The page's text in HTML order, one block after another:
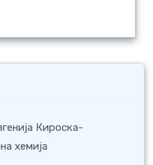
Кироска-
хемија